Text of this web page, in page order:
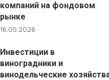
компаний на фондовом
рынке
16.05.2026
Инвестиции в
виноградники и
винодельческие